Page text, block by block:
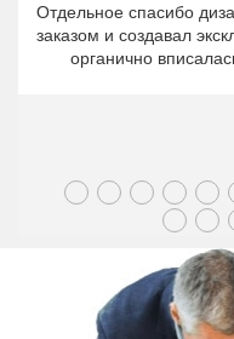
Отдельное спасибо
заказом и создавал
органично